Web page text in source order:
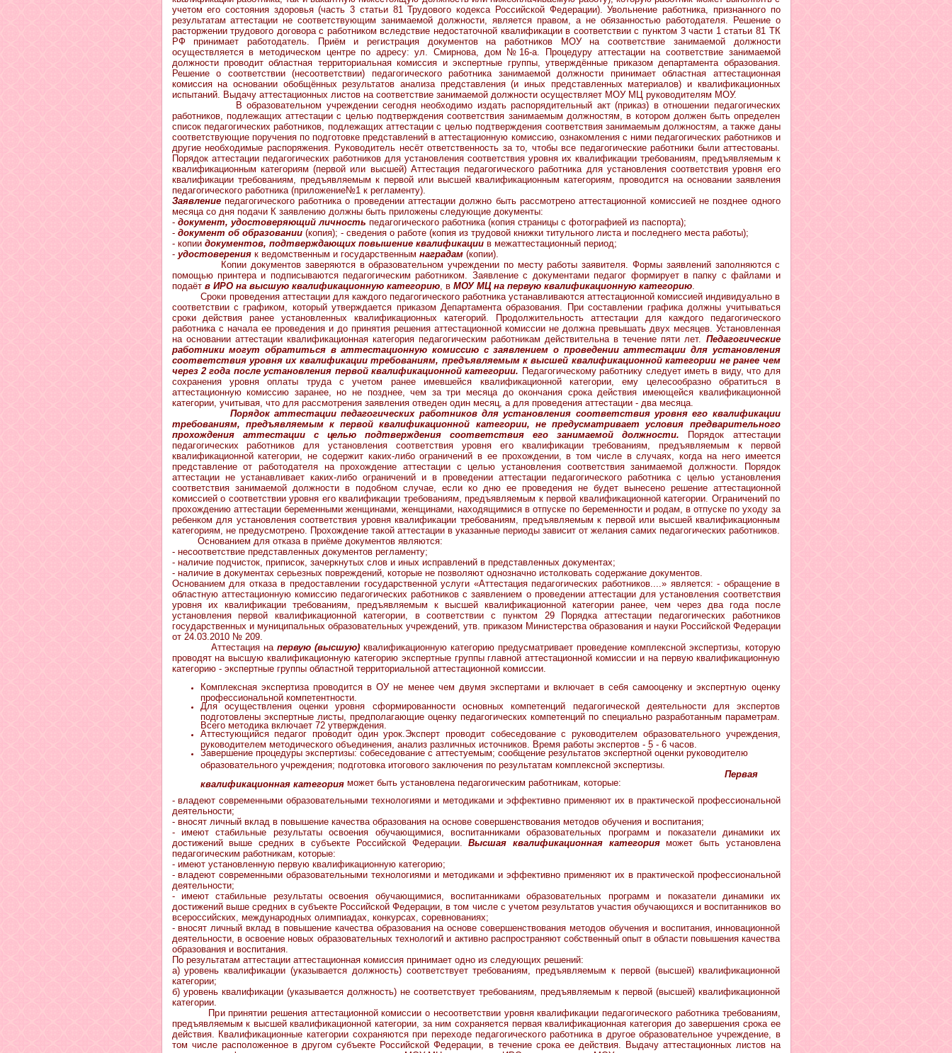
учетом его состояния здоровья (часть 3 статьи 81 Трудового кодекса Российской Федерации). Увольнение работника, признанного по
результатам аттестации не соответствующим занимаемой должности, является правом, а не обязанностью работодателя. Решение о
расторжении трудового договора с работником вследствие недостаточной квалификации в соответствии с пунктом 3 части 1 статьи 81 ТК
РФ принимает работодатель. Приём и регистрация документов на работников МОУ на соответствие занимаемой должности
осуществляется в методическом центре по адресу: ул. Смирнова, дом №16-а. Процедуру аттестации на соответствие занимаемой
должности проводит областная территориальная комиссия и экспертные группы, утверждённые приказом департамента образования.
Решение о соответствии (несоответствии) педагогического работника занимаемой должности принимает областная аттестационная
комиссия на основании обобщённых результатов анализа представления (и иных представленных материалов) и квалификационных
испытаний. Выдачу аттестационных листов на соответствие занимаемой должности осуществляет МОУ МЦ руководителям МОУ.
В образовательном учреждении сегодня необходимо издать распорядительный акт (приказ) в отношении педагогических
работников, подлежащих аттестации с целью подтверждения соответствия занимаемым должностям, в котором должен быть определен
список педагогических работников, подлежащих аттестации с целью подтверждения соответствия занимаемым должностям, а также даны
соответствующие поручения по подготовке представлений в аттестационную комиссию, ознакомления с ними педагогических работников и
другие необходимые распоряжения. Руководитель несёт ответственность за то, чтобы все педагогические работники были аттестованы.
Порядок аттестации педагогических работников для установления соответствия уровня их квалификации требованиям, предъявляемым к
квалификационным категориям (первой или высшей) Аттестация педагогического работника для установления соответствия уровня его
квалификации требованиям, предъявляемым к первой или высшей квалификационным категориям, проводится на основании заявления
педагогического работника (приложение№1 к регламенту).
Заявление педагогического работника о проведении аттестации должно быть рассмотрено аттестационной комиссией не позднее одного
месяца со дня подачи К заявлению должны быть приложены следующие документы:
- документ, удостоверяющий личность педагогического работника (копия страницы с фотографией из паспорта);
- документ об образовании(копия); - сведения о работе (копия из трудовой книжки титульного листа и последнего места работы);
- копии документов, подтверждающих повышение квалификации в межаттестационный период;
- удостоверенияк ведомственным и государственным наградам(копии).
Копии документов заверяются в образовательном учреждении по месту работы заявителя. Формы заявлений заполняются с
помощью принтера и подписываются педагогическим работником. Заявление с документами педагог формирует в папку с файлами и
подаёт в ИРО на высшую квалификационную категорию, в МОУ МЦ на первую квалификационную категорию.
Сроки проведения аттестации для каждого педагогического работника устанавливаются аттестационной комиссией индивидуально в
соответствии с графиком, который утверждается приказом Департамента образования. При составлении графика должны учитываться
сроки действия ранее установленных квалификационных категорий. Продолжительность аттестации для каждого педагогического
работника с начала ее проведения и до принятия решения аттестационной комиссии не должна превышать двух месяцев. Установленная
на основании аттестации квалификационная категория педагогическим работникам действительна в течение пяти лет. Педагогические
работники могут обратиться в аттестационную комиссию с заявлением о проведении аттестации для установления
соответствия уровня их квалификации требованиям, предъявляемым к высшей квалификационной категории не ранее чем
через 2 года после установления первой квалификационной категории. Педагогическому работнику следует иметь в виду, что для
сохранения уровня оплаты труда с учетом ранее имевшейся квалификационной категории, ему целесообразно обратиться в
аттестационную комиссию заранее, но не позднее, чем за три месяца до окончания срока действия имеющейся квалификационной
категории, учитывая, что для рассмотрения заявления отведен один месяц, а для проведения аттестации - два месяца.
Порядок аттестации педагогических работников для установления соответствия уровня его квалификации
требованиям, предъявляемым к первой квалификационной категории, не предусматривает условия предварительного
прохождения аттестации с целью подтверждения соответствия его занимаемой должности. Порядок аттестации
педагогических работников для установления соответствия уровня его квалификации требованиям, предъявляемым к первой
квалификационной категории, не содержит каких-либо ограничений в ее прохождении, в том числе в случаях, когда на него имеется
представление от работодателя на прохождение аттестации с целью установления соответствия занимаемой должности. Порядок
аттестации не устанавливает каких-либо ограничений и в проведении аттестации педагогического работника с целью установления
соответствия занимаемой должности в подобном случае, если ко дню ее проведения не будет вынесено решение аттестационной
комиссией о соответствии уровня его квалификации требованиям, предъявляемым к первой квалификационной категории. Ограничений по
прохождению аттестации беременными женщинами, женщинами, находящимися в отпуске по беременности и родам, в отпуске по уходу за
ребенком для установления соответствия уровня квалификации требованиям, предъявляемым к первой или высшей квалификационным
категориям, не предусмотрено. Прохождение такой аттестации в указанные периоды зависит от желания самих педагогических работников.
Основанием для отказа в приёме документов являются:
- несоответствие представленных документов регламенту;
- наличие подчисток, приписок, зачеркнутых слов и иных исправлений в представленных документах;
- наличие в документах серьезных повреждений, которые не позволяют однозначно истолковать содержание документов.
Основанием для отказа в предоставлении государственной услуги «Аттестация педагогических работников....» является: - обращение в
областную аттестационную комиссию педагогических работников с заявлением о проведении аттестации для установления соответствия
уровня их квалификации требованиям, предъявляемым к высшей квалификационной категории ранее, чем через два года после
установления первой квалификационной категории, в соответствии с пунктом 29 Порядка аттестации педагогических работников
государственных и муниципальных образовательных учреждений, утв. приказом Министерства образования и науки Российской Федерации
от 24.03.2010 № 209.
Аттестация напервую (высшую)квалификационную категорию предусматривает проведение комплексной экспертизы, которую
проводят на высшую квалификационную категорию экспертные группы главной аттестационной комиссии и на первую квалификационную
категорию - экспертные группы областной территориальной аттестационной комиссии.
Комплексная экспертиза проводится в ОУ не менее чем двумя экспертами и включает в себя самооценку и экспертную оценку
профессиональной компетентности.
Для осуществления оценки уровня сформированности основных компетенций педагогической деятельности для экспертов
подготовлены экспертные листы, предполагающие оценку педагогических компетенций по специально разработанным параметрам.
Всего методика включает 72 утверждения.
Аттестующийся педагог проводит один урок.Эксперт проводит собеседование с руководителем образовательного учреждения,
руководителем методического объединения, анализ различных источников. Время работы экспертов - 5 - 6 часов.
Завершение процедуры экспертизы: собеседование с аттестуемым; сообщение результатов экспертной оценки руководителю
образовательного учреждения; подготовка итогового заключения по результатам комплексной экспертизы.
Первая
квалификационная категория может быть установлена педагогическим работникам, которые:
- владеют современными образовательными технологиями и методиками и эффективно применяют их в практической профессиональной
деятельности;
- вносят личный вклад в повышение качества образования на основе совершенствования методов обучения и воспитания;
- имеют стабильные результаты освоения обучающимися, воспитанниками образовательных программ и показатели динамики их
достижений выше средних в субъекте Российской Федерации.Высшая квалификационная категорияможет быть установлена
педагогическим работникам, которые:
- имеют установленную первую квалификационную категорию;
- владеют современными образовательными технологиями и методиками и эффективно применяют их в практической профессиональной
деятельности;
- имеют стабильные результаты освоения обучающимися, воспитанниками образовательных программ и показатели динамики их
достижений выше средних в субъекте Российской Федерации, в том числе с учетом результатов участия обучающихся и воспитанников во
всероссийских, международных олимпиадах, конкурсах, соревнованиях;
- вносят личный вклад в повышение качества образования на основе совершенствования методов обучения и воспитания, инновационной
деятельности, в освоение новых образовательных технологий и активно распространяют собственный опыт в области повышения качества
образования и воспитания.
По результатам аттестации аттестационная комиссия принимает одно из следующих решений:
а) уровень квалификации (указывается должность) соответствует требованиям, предъявляемым к первой (высшей) квалификационной
категории;
б) уровень квалификации (указывается должность) не соответствует требованиям, предъявляемым к первой (высшей) квалификационной
категории.
При принятии решения аттестационной комиссии о несоответствии уровня квалификации педагогического работника требованиям,
предъявляемым к высшей квалификационной категории, за ним сохраняется первая квалификационная категория до завершения срока ее
действия. Квалификационные категории сохраняются при переходе педагогического работника в другое образовательное учреждение, в
том числе расположенное в другом субъекте Российской Федерации, в течение срока ее действия. Выдачу аттестационных листов на